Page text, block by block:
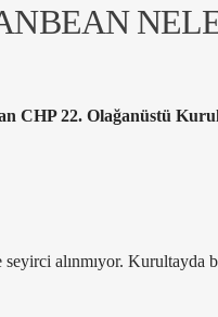
CHP 22. Olağanüstü
alınmıyor. Kurultayda